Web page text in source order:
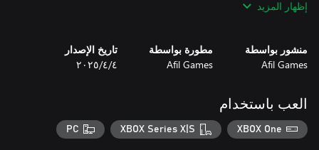
إظهار المزيد
منشور بواسطة
Afil Games
مطورة بواسطة
Afil Games
تاريخ الإصدار
٤‏/٤‏/٢٠٢٥
العب باستخدام
XBOX One
XBOX Series X|S
PC